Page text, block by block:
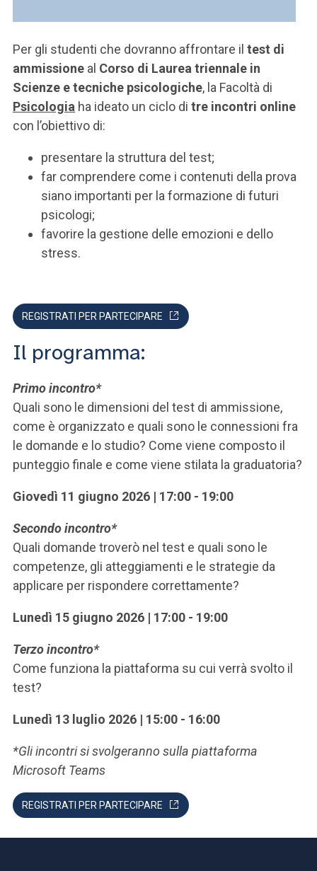
Per gli studenti che dovranno affrontare il test di
ammissione al Corso di Laurea triennale in
Scienze e tecniche psicologiche, la Facoltà di
Psicologia ha ideato un ciclo di tre incontri online
con l’obiettivo di:
presentare la struttura del test;
far comprendere come i contenuti della prova
siano importanti per la formazione di futuri
psicologi;
favorire la gestione delle emozioni e dello
stress.
REGISTRATI PER PARTECIPARE
Il programma:
Primo incontro*
Quali sono le dimensioni del test di ammissione,
come è organizzato e quali sono le connessioni fra
le domande e lo studio? Come viene composto il
punteggio finale e come viene stilata la graduatoria?
Giovedì 11 giugno 2026 | 17:00 - 19:00
Secondo incontro*
Quali domande troverò nel test e quali sono le
competenze, gli atteggiamenti e le strategie da
applicare per rispondere correttamente?
Lunedì 15 giugno 2026 | 17:00 - 19:00
Terzo incontro*
Come funziona la piattaforma su cui verrà svolto il
test?
Lunedì 13 luglio 2026 | 15:00 - 16:00
*Gli incontri si svolgeranno sulla piattaforma
Microsoft Teams
REGISTRATI PER PARTECIPARE